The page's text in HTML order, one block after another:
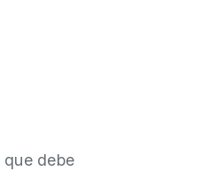
debe